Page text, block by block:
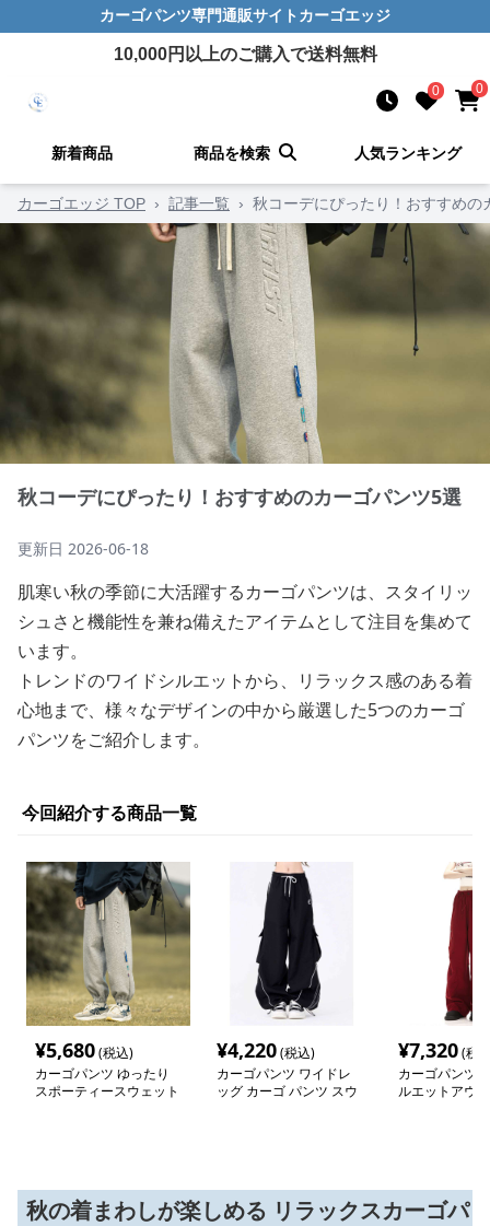
カーゴパンツ専門通販サイト カーゴエッジ
10,000円以上のご購入で送料無料
0 0
新着商品 商品を検索 人気ランキング
カーゴエッジ TOP › 記事一覧 › 秋コーデにぴったり！おすすめの
秋コーデにぴったり！おすすめのカーゴパンツ5選
更新日 2026-06-18
肌寒い秋の季節に大活躍するカーゴパンツは、スタイリッ
シュさと機能性を兼ね備えたアイテムとして注目を集めて
います。
トレンドのワイドシルエットから、リラックス感のある着
心地まで、様々なデザインの中から厳選した5つのカーゴ
パンツをご紹介します。
今回紹介する商品一覧
¥5,680(税込)
カーゴパンツ ゆったり
スポーティースウェット
¥4,220(税込)
カーゴパンツ ワイドレ
ッグ カーゴ パンツ スウ
¥7,320(税
カーゴパンツ
ルエットアウ
秋の着まわしが楽しめる リラックスカーゴパ